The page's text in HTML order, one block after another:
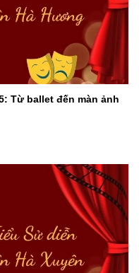
Từ ballet đến màn ảnh